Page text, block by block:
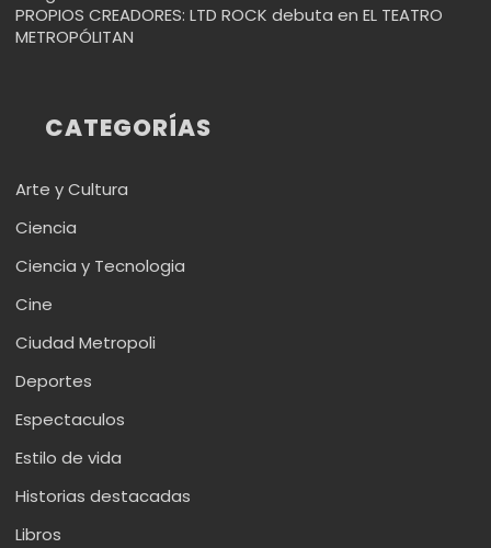
PROPIOS CREADORES: LTD ROCK debuta en EL TEATRO
METROPÓLITAN
CATEGORÍAS
Arte y Cultura
Ciencia
Ciencia y Tecnologia
Cine
Ciudad Metropoli
Deportes
Espectaculos
Estilo de vida
Historias destacadas
Libros